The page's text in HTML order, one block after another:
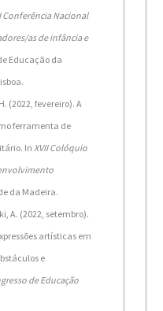
Conferência Nacional
as de infância e
Educação da
(2022, fevereiro). A
ferramenta de
In XVII Colóquio
da Madeira.
A. (2022, setembro).
artísticas em
e
de Educação